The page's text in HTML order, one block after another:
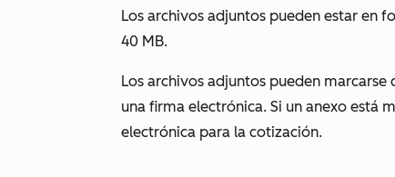
Los archivos adjuntos pueden estar en
40 MB.
Los archivos adjuntos pueden marcarse
una firma electrónica. Si un anexo está
electrónica para la cotización.